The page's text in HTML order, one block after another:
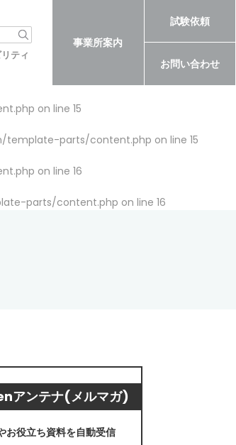
ティ
事業所案内
試験依頼
お問い合わせ
on line 15
template-parts/content.php on line 15
on line 16
parts/content.php on line 16
アンテナ(メルマガ)
お役立ち資料を自動受信